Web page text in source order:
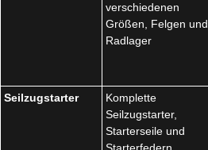
verschiedenen
Größen, Felgen und
Radlager
Seilzugstarter
Komplette
Seilzugstarter,
Starterseile und